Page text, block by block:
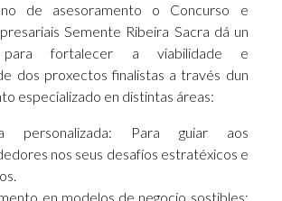
de asesoramento o Concurso e
Semente Ribeira Sacra dá un
fortalecer a viabilidade e
dos proxectos finalistas a través dun
especializado en distintas áreas:
personalizada: Para guiar aos
nos seus desafíos estratéxicos e
en modelos de negocio sostibles: